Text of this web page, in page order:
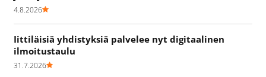
4.8.2026
Iittiläisiä yhdistyksiä palvelee nyt digitaalinen
ilmoitustaulu
31.7.2026